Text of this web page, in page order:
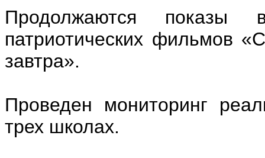
Продолжаются
патриотических фильмов
завтра».
Проведен мониторинг
трех школах.